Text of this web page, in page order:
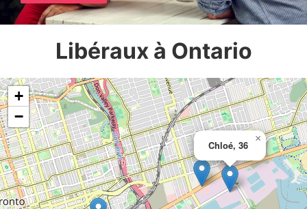
Libéraux à Ontario
Chloé, 36
×
+
−